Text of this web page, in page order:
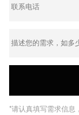
*请认真填写需求信息